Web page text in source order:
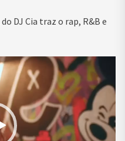
DJ Cia traz o rap, R&B e